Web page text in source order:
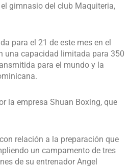
gimnasio del club Maquiteria,
para el 21 de este mes en el
una capacidad limitada para 350
para el mundo y la
la empresa Shuan Boxing, que
relación a la preparación que
un campamento de tres
de su entrenador Angel